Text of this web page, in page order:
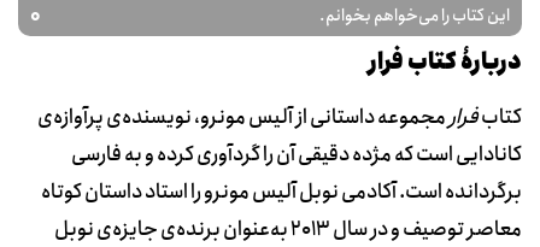
این کتاب را می‌خواهم بخوانم. 0
دربارۀ کتاب فرار
کتابفرارمجموعه داستانی از آلیس مونرو، نویسنده‌ی پرآوازه‌ی
کانادایی است که مژده دقیقی آن را گردآوری کرده و به فارسی
برگردانده ‌است. آکادمی نوبل آلیس مونرو را استاد داستان کوتاه
معاصر توصیف و در سال 2013 به‌عنوان برنده‌ی جایزه‌ی نوبل